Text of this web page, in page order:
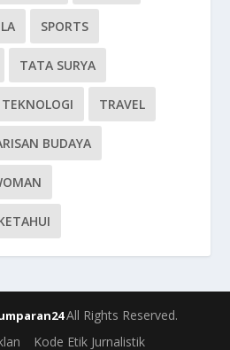
SPORTS
TATA SURYA
TEKNOLOGI TRAVEL
BUDAYA
All Rights Reserved.
Kode Etik Jurnalistik